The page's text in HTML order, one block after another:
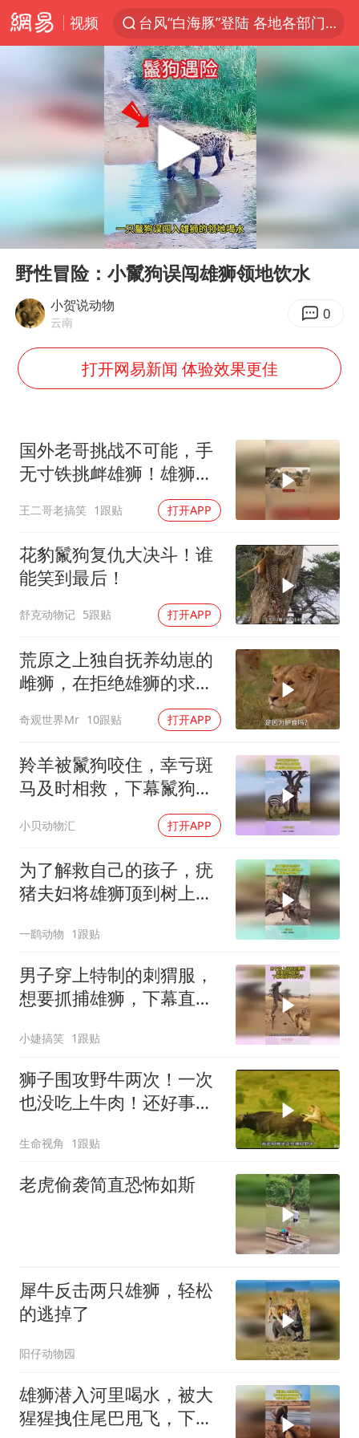
视频
台风“白海豚”登陆 各地各部门全力应对
我国发现稀散金属独立新矿物——乌斯河锗矿
部分银行上调存款利率
小沈阳加盟《披荆斩棘》
新疆生产建设兵团生态环境局原局长被查
朱一龙的鼻子怎么了
律师谈贾冰私人饭局被偷拍
4.2平卫生间补漏注胶花1.55万
国乒连续两站无缘冠军
上海鼓励居家办公
5万小车卖不动 微型代步车集体遇冷
上海地铁4条线路全线停运
大疆错失宇树
三预警齐发 11个省份有大到暴雨
从科技创新看开局起步的时与势
Play
野性冒险：小鬣狗误闯雄狮领地饮水
小贺说动物
云南 0
打开网易新闻 体验效果更佳
国外老哥挑战不可能，手
无寸铁挑衅雄狮！雄狮居
王二哥老搞笑 1跟贴 打开APP
花豹鬣狗复仇大决斗！谁
能笑到最后！
舒克动物记 5跟贴 打开APP
荒原之上独自抚养幼崽的
雌狮，在拒绝雄狮的求偶
时，竟然被用饥饿来报复
奇观世界Mr 10跟贴 打开APP
羚羊被鬣狗咬住，幸亏斑
马及时相救，下幕鬣狗直
小贝动物汇 打开APP
为了解救自己的孩子，疣
猪夫妇将雄狮顶到树上，
一鹞动物 1跟贴
男子穿上特制的刺猬服，
想要抓捕雄狮，下幕直接
小婕搞笑 1跟贴
狮子围攻野牛两次！一次
也没吃上牛肉！还好事不
生命视角 1跟贴
老虎偷袭简直恐怖如斯
犀牛反击两只雄狮，轻松
的逃掉了
阳仔动物园
雄狮潜入河里喝水，被大
猩猩拽住尾巴甩飞，下秒